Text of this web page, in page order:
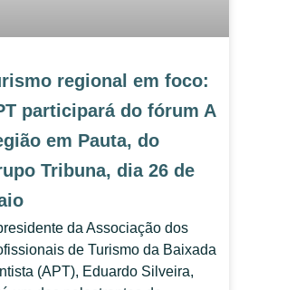
regional em foco:
participará do fórum A
em Pauta, do
Tribuna, dia 26 de
da Associação dos
de Turismo da Baixada
(APT), Eduardo Silveira,